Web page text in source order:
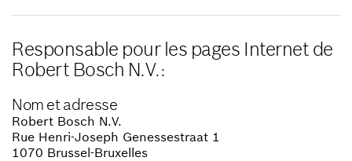
Responsable pour les pages Internet de
Robert Bosch N.V.:
Nom et adresse
Robert Bosch N.V.
Rue Henri-Joseph Genessestraat 1
1070 Brussel-Bruxelles